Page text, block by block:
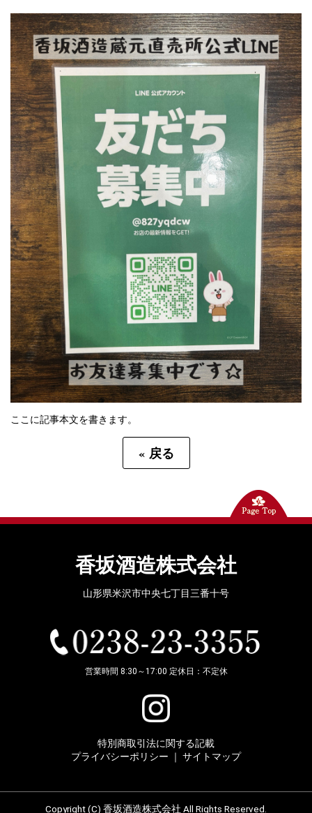
ここに記事本文を書きます。
« 戻る
香坂酒造株式会社
山形県米沢市中央七丁目三番十号
営業時間 8:30～17:00 定休日：不定休
特別商取引法に関する記載
プライバシーポリシー ｜ サイトマップ
Copyright (C) 香坂酒造株式会社 All Rights Reserved.